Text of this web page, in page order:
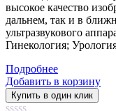
высокое качество
дальнем, так и в
ультразвукового
Гинекология;
Подробнее
Добавить в корзину
Купить в один клик